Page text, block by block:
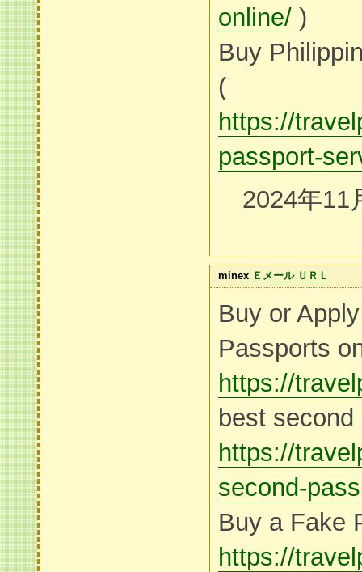
online/ )
Buy
(
https://
passport-
2024年11
minex Ｅメール ＵＲＬ
Buy or
Passports
https://
best
https://
second-
Buy a Fake
https://